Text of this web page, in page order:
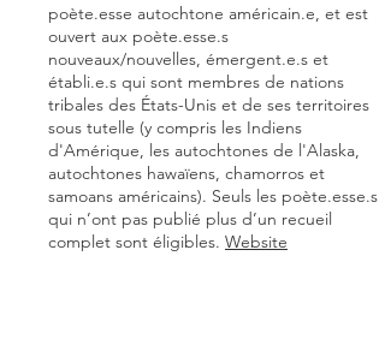
poète.esse autochtone américain.e, et est
ouvert aux poète.esse.s
nouveaux/nouvelles, émergent.e.s et
établi.e.s qui sont membres de nations
tribales des États-Unis et de ses territoires
sous tutelle (y compris les Indiens
d'Amérique, les autochtones de l'Alaska,
autochtones hawaïens, chamorros et
samoans américains). Seuls les poète.esse.s
qui n’ont pas publié plus d’un recueil
complet sont éligibles. Website